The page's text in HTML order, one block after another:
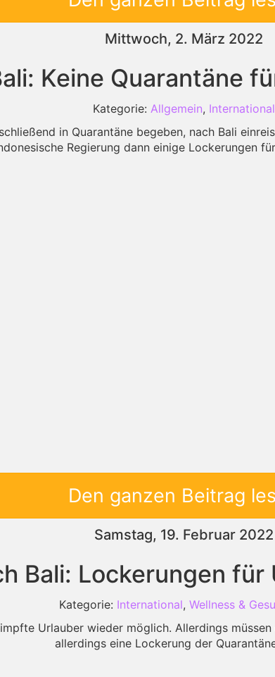
Mittwoch, 2. März 2022
Keine Quarantäne
Kategorie: Allgemein, International
in Quarantäne begeben, nach Bali
Regierung dann einige Lockerungen
Den ganzen Beitrag
Samstag, 19. Februar 2022
Bali: Lockerungen
Kategorie: International, Wellness &
Urlauber wieder möglich. Allerdings
allerdings eine Lockerung der